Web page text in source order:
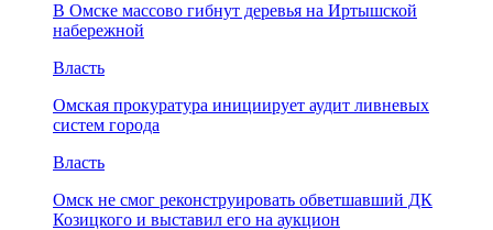
В Омске массово гибнут деревья на Иртышской
набережной
Власть
Омская прокуратура инициирует аудит ливневых
систем города
Власть
Омск не смог реконструировать обветшавший ДК
Козицкого и выставил его на аукцион